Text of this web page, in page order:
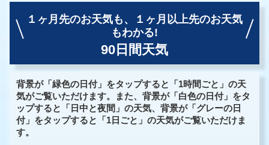
１ヶ月先のお天気も、
１ヶ月以上先のお天気
もわかる!
90日間天気
背景が「緑色の日付」をタップすると「1時間ごと」の天
気がご覧いただけます。また、背景が「白色の日付」をタ
ップすると「日中と夜間」の天気、背景が「グレーの日
付」をタップすると「1日ごと」の天気がご覧いただけま
す。